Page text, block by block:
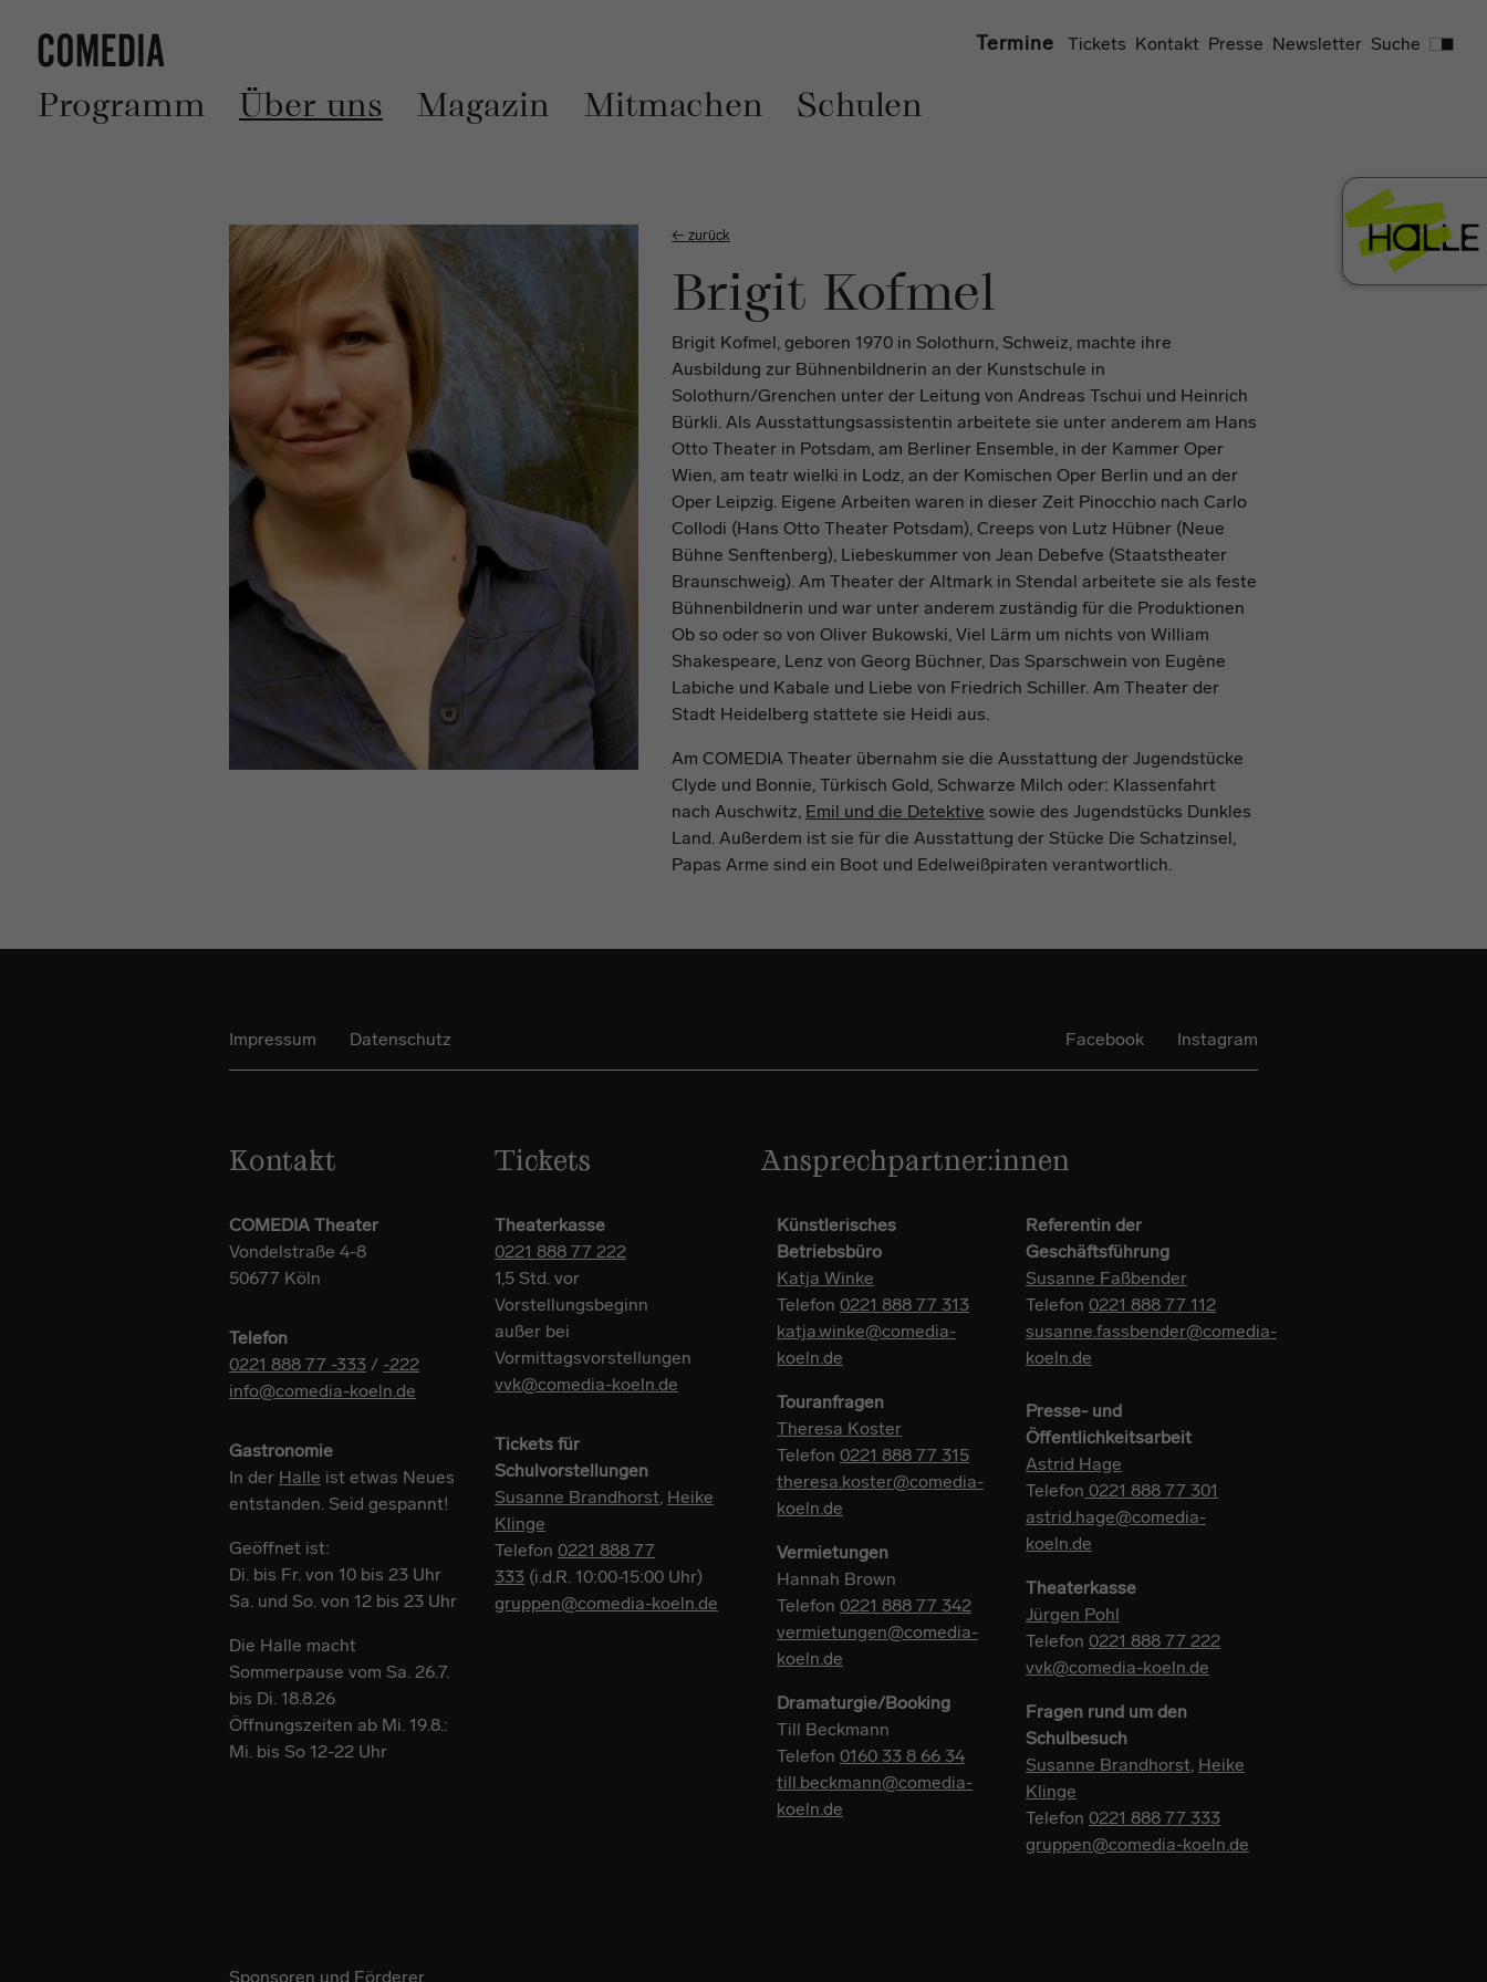
Programm Über uns Magazin Mitmachen Schulen
Termine Tickets Kontakt Presse Newsletter Suche
← zurück
Brigit Kofmel
Brigit Kofmel, geboren 1970 in Solothurn, Schweiz, machte ihre
Ausbildung zur Bühnenbildnerin an der Kunstschule in
Solothurn/Grenchen unter der Leitung von Andreas Tschui und Heinrich
Bürkli. Als Ausstattungsassistentin arbeitete sie unter anderem am Hans
Otto Theater in Potsdam, am Berliner Ensemble, in der Kammer Oper
Wien, am teatr wielki in Lodz, an der Komischen Oper Berlin und an der
Oper Leipzig. Eigene Arbeiten waren in dieser Zeit Pinocchio nach Carlo
Collodi (Hans Otto Theater Potsdam), Creeps von Lutz Hübner (Neue
Bühne Senftenberg), Liebeskummer von Jean Debefve (Staatstheater
Braunschweig). Am Theater der Altmark in Stendal arbeitete sie als feste
Bühnenbildnerin und war unter anderem zuständig für die Produktionen
Ob so oder so von Oliver Bukowski, Viel Lärm um nichts von William
Shakespeare, Lenz von Georg Büchner, Das Sparschwein von Eugène
Labiche und Kabale und Liebe von Friedrich Schiller. Am Theater der
Stadt Heidelberg stattete sie Heidi aus.
Am COMEDIA Theater übernahm sie die Ausstattung der Jugendstücke
Clyde und Bonnie, Türkisch Gold, Schwarze Milch oder: Klassenfahrt
nach Auschwitz, Emil und die Detektive sowie des Jugendstücks Dunkles
Land. Außerdem ist sie für die Ausstattung der Stücke Die Schatzinsel,
Papas Arme sind ein Boot und Edelweißpiraten verantwortlich.
Impressum Datenschutz Facebook Instagram
Kontakt
COMEDIA Theater
Vondelstraße 4-8
50677 Köln
Telefon
0221 888 77 -333 / -222
info@comedia-koeln.de
Gastronomie
In der Halle ist etwas Neues
entstanden. Seid gespannt!
Geöffnet ist:
Di. bis Fr. von 10 bis 23 Uhr
Sa. und So. von 12 bis 23 Uhr
Die Halle macht
Sommerpause vom Sa. 26.7.
bis Di. 18.8.26
Öffnungszeiten ab Mi. 19.8.:
Mi. bis So 12-22 Uhr
Tickets
Theaterkasse
0221 888 77 222
1,5 Std. vor
Vorstellungsbeginn
außer bei
Vormittagsvorstellungen
vvk@comedia-koeln.de
Tickets für
Schulvorstellungen
Susanne Brandhorst, Heike
Klinge
Telefon 0221 888 77
333 (i.d.R. 10:00-15:00 Uhr)
gruppen@comedia-koeln.de
Ansprechpartner:innen
Künstlerisches
Betriebsbüro
Katja Winke
Telefon 0221 888 77 313
katja.winke@comedia-
koeln.de
Touranfragen
Theresa Koster
Telefon 0221 888 77 315
theresa.koster@comedia-
koeln.de
Vermietungen
Hannah Brown
Telefon 0221 888 77 342
vermietungen@comedia-
koeln.de
Dramaturgie/Booking
Till Beckmann
Telefon 0160 33 8 66 34
till.beckmann@comedia-
koeln.de
Referentin der
Geschäftsführung
Susanne Faßbender
Telefon 0221 888 77 112
susanne.fassbender@comedia-
koeln.de
Presse- und
Öffentlichkeitsarbeit
Astrid Hage
Telefon 0221 888 77 301
astrid.hage@comedia-
koeln.de
Theaterkasse
Jürgen Pohl
Telefon 0221 888 77 222
vvk@comedia-koeln.de
Fragen rund um den
Schulbesuch
Susanne Brandhorst, Heike
Klinge
Telefon 0221 888 77 333
gruppen@comedia-koeln.de
Sponsoren und Förderer
Suchen